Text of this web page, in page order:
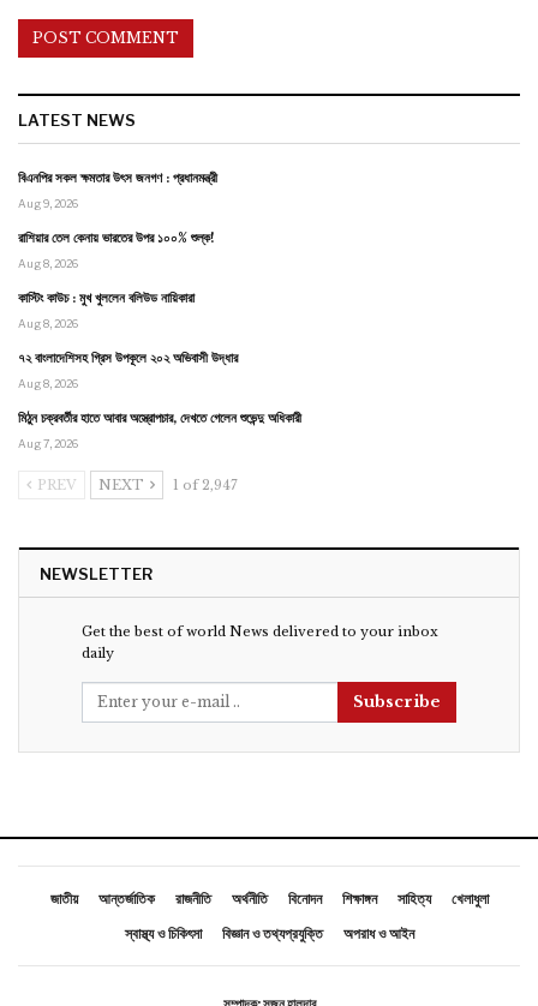
LATEST NEWS
বিএনপির সকল ক্ষমতার উৎস জনগণ : প্রধানমন্ত্রী
Aug 9, 2026
রাশিয়ার তেল কেনায় ভারতের উপর ১০০% শুল্ক!
Aug 8, 2026
কাস্টিং কাউচ : মুখ খুললেন বলিউড নায়িকারা
Aug 8, 2026
৭২ বাংলাদেশিসহ গ্রিস উপকূলে ২০২ অভিবাসী উদ্ধার
Aug 8, 2026
মিঠুন চক্রবর্তীর হাতে আবার অস্ত্রোপচার, দেখতে গেলেন শুভেন্দু অধিকারী
Aug 7, 2026
PREV NEXT 1 of 2,947
NEWSLETTER
Get the best of world News delivered to your inbox
daily
Subscribe
জাতীয় আন্তর্জাতিক রাজনীতি অর্থনীতি বিনোদন শিক্ষাঙ্গন সাহিত্য
খেলাধুলা
স্বাস্থ্য ও চিকিৎসা
বিজ্ঞান ও তথ্যপ্রযুক্তি অপরাধ ও আইন